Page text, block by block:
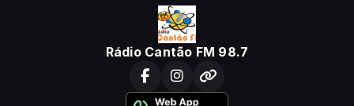
Rádio Cantão FM 98.7